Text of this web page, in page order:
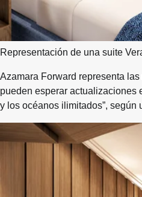
Representación de una suite
Azamara Forward representa
pueden esperar actualizaciones
y los océanos ilimitados”,